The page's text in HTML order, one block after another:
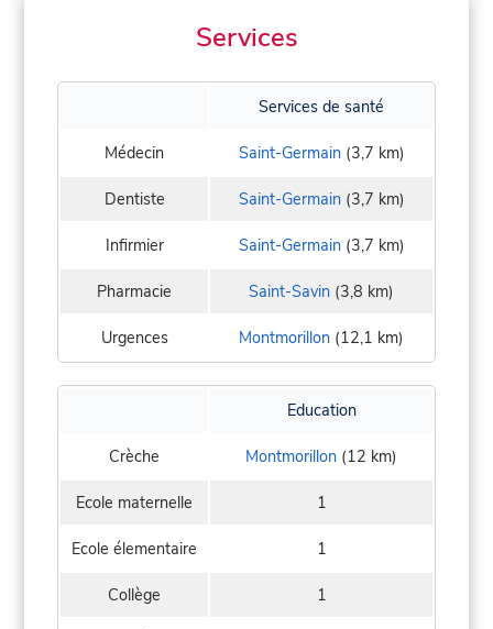
Services
Services de santé
Médecin Saint-Germain(3,7 km)
Dentiste Saint-Germain(3,7 km)
Infirmier Saint-Germain(3,7 km)
Pharmacie Saint-Savin (3,8 km)
Urgences Montmorillon (12,1 km)
Education
Crèche Montmorillon (12 km)
Ecole maternelle 1
Ecole élementaire 1
Collège 1